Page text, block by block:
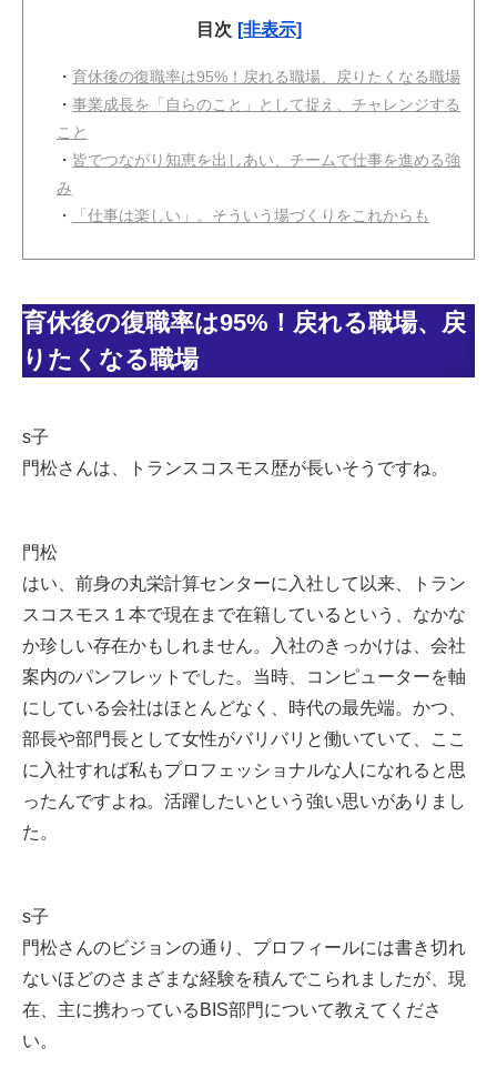
目次 [非表示]
・ 育休後の復職率は95%！戻れる職場、戻りたくなる職場
・ 事業成長を「自らのこと」として捉え、チャレンジする
こと
・ 皆でつながり知恵を出しあい、チームで仕事を進める強
み
・
「仕事は楽しい」。そういう場づくりをこれからも
育休後の復職率は95%！戻れる職場、戻
りたくなる職場
s子
門松さんは、トランスコスモス歴が長いそうですね。
門松
はい、前身の丸栄計算センターに入社して以来、トラン
スコスモス１本で現在まで在籍しているという、なかな
か珍しい存在かもしれません。入社のきっかけは、会社
案内のパンフレットでした。当時、コンピューターを軸
にしている会社はほとんどなく、時代の最先端。かつ、
部長や部門長として女性がバリバリと働いていて、ここ
に入社すれば私もプロフェッショナルな人になれると思
ったんですよね。活躍したいという強い思いがありまし
た。
s子
門松さんのビジョンの通り、プロフィールには書き切れ
ないほどのさまざまな経験を積んでこられましたが、現
在、主に携わっているBIS部門について教えてくださ
い。